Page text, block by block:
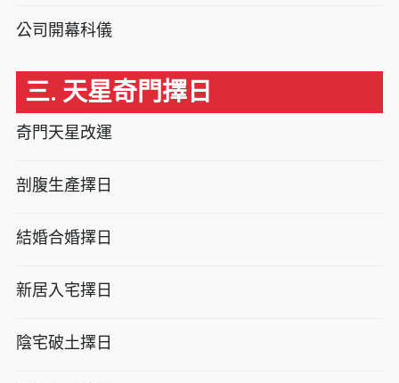
公司開幕科儀
三. 天星奇門擇日
奇門天星改運
剖腹生產擇日
結婚合婚擇日
新居入宅擇日
陰宅破土擇日